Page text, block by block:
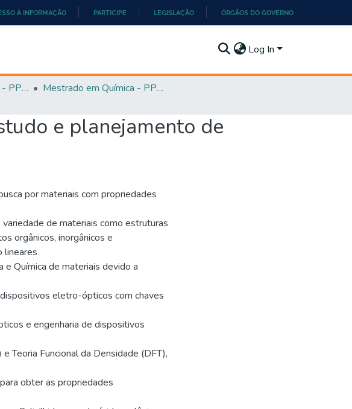
À INFORMAÇÃO PARTICIPE LEGISLAÇÃO ÓRGÃOS DO GOVERNO
Log In
Mestrado em Química - PPGQ
Mestrado em Química - PPGQ
e planejamento de
por materiais com propriedades
de materiais como estruturas
orgânicos, inorgânicos e
lineares
Química de materiais devido a
eletro-ópticos com chaves
e engenharia de dispositivos
Teoria Funcional da Densidade (DFT),
obter as propriedades